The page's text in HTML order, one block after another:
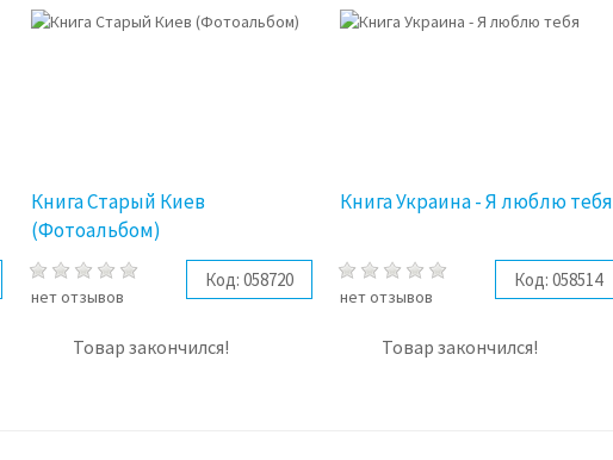
Книга Старый Киев
(Фотоальбом)
нет отзывов
Код: 058720
Товар закончился!
Книга Украина - Я люблю тебя
нет отзывов
Код: 058514
Товар закончился!